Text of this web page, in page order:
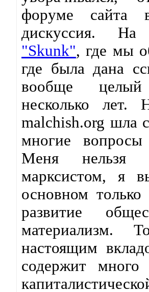
форуме сайта
дискуссия.
"Skunk", где мы
где была дана
вообще
несколько
malchish.org шла
многие
Меня нельзя
марксистом, я
основном только
развитие
материализм.
настоящим
содержит